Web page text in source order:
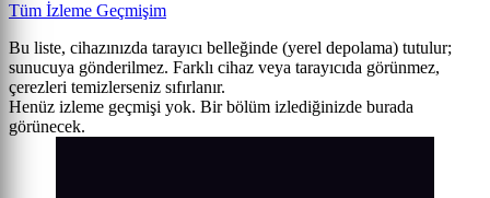
Tüm İzleme Geçmişim
Bu liste, cihazınızda tarayıcı belleğinde (yerel depolama) tutulur;
sunucuya gönderilmez. Farklı cihaz veya tarayıcıda görünmez,
çerezleri temizlerseniz sıfırlanır.
Henüz izleme geçmişi yok. Bir bölüm izlediğinizde burada
görünecek.